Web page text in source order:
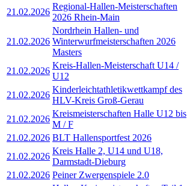
21.02.2026
Regional-Hallen-Meisterschaften
2026 Rhein-Main
21.02.2026
Nordrhein Hallen- und
Winterwurfmeisterschaften 2026
Masters
21.02.2026
Kreis-Hallen-Meisterschaft U14 /
U12
21.02.2026
Kinderleichtathletikwettkampf des
HLV-Kreis Groß-Gerau
21.02.2026
Kreismeisterschaften Halle U12 bis
M / F
21.02.2026 BLT Hallensportfest 2026
21.02.2026
Kreis Halle 2, U14 und U18,
Darmstadt-Dieburg
21.02.2026 Peiner Zwergenspiele 2.0